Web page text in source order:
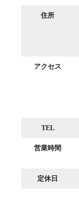
住所
アクセス
TEL
営業時間
定休日